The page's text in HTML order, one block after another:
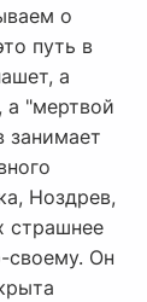
о
путь в
а
а "мертвой
занимает
Ноздрев,
страшнее
своему. Он